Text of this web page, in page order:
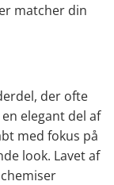
matcher din
der ofte
elegant del af
med fokus på
look. Lavet af